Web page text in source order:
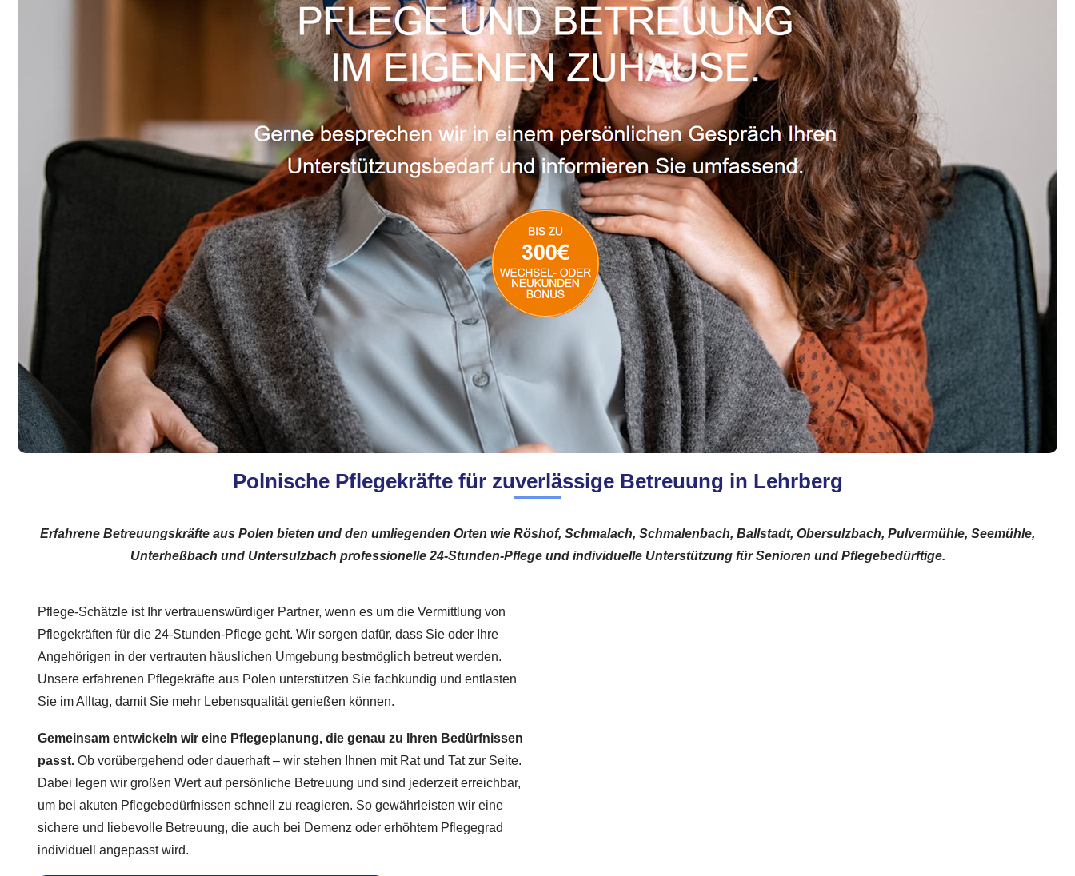
Polnische Pflegekräfte für zuverlässige Betreuung in Lehrberg
Erfahrene Betreuungskräfte aus Polen bieten und den umliegenden Orten wie Röshof, Schmalach, Schmalenbach, Ballstadt, Obersulzbach, Pulvermühle, Seemühle,
Unterheßbach und Untersulzbach professionelle 24-Stunden-Pflege und individuelle Unterstützung für Senioren und Pflegebedürftige.
Pflege-Schätzle ist Ihr vertrauenswürdiger Partner, wenn es um die Vermittlung von
Pflegekräften für die 24-Stunden-Pflege geht. Wir sorgen dafür, dass Sie oder Ihre
Angehörigen in der vertrauten häuslichen Umgebung bestmöglich betreut werden.
Unsere erfahrenen Pflegekräfte aus Polen unterstützen Sie fachkundig und entlasten
Sie im Alltag, damit Sie mehr Lebensqualität genießen können.
Gemeinsam entwickeln wir eine Pflegeplanung, die genau zu Ihren Bedürfnissen
passt. Ob vorübergehend oder dauerhaft – wir stehen Ihnen mit Rat und Tat zur Seite.
Dabei legen wir großen Wert auf persönliche Betreuung und sind jederzeit erreichbar,
um bei akuten Pflegebedürfnissen schnell zu reagieren. So gewährleisten wir eine
sichere und liebevolle Betreuung, die auch bei Demenz oder erhöhtem Pflegegrad
individuell angepasst wird.